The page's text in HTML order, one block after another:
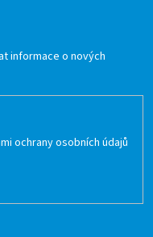
informace o nových
ochrany osobních údajů